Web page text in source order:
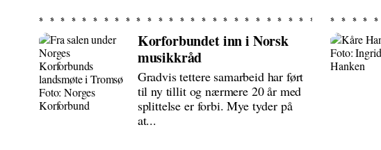
Korforbundet inn i Norsk
musikkråd
Gradvis tettere samarbeid har ført
til ny tillit og nærmere 20 år med
splittelse er forbi. Mye tyder på
at...